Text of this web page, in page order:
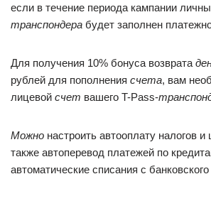
если в течение периода кампании
транспондера будет заполнен
Для получения 10% бонуса возврата
рублей для пополнения счета, вам
лицевой счет вашего T-Pass-
Можно настроить автооплату налогов
также автоперевод платежей по
автоматические списания с банковского